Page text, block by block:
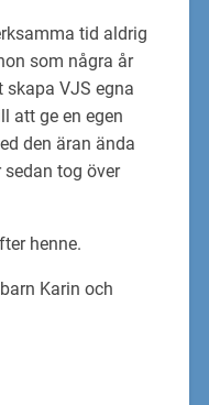
tid aldrig
som några år
VJS egna
att ge en egen
den äran ända
tog över
henne.
Karin och